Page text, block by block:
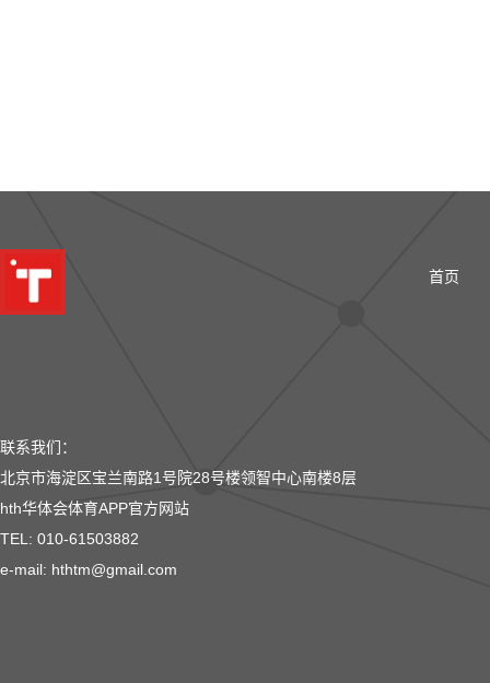
联系我们：
北京市海淀区宝兰南路1号院28号楼领智中心南楼8层
hth华体会体育APP官方网站
TEL: 010-61503882
e-mail: hthtm@gmail.com
首页